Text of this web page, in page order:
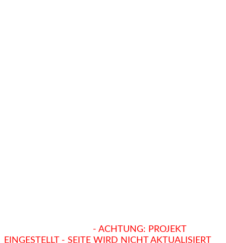
- ACHTUNG: PROJEKT
EINGESTELLT - SEITE WIRD NICHT AKTUALISIERT